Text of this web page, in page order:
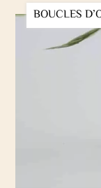
BOUCLES